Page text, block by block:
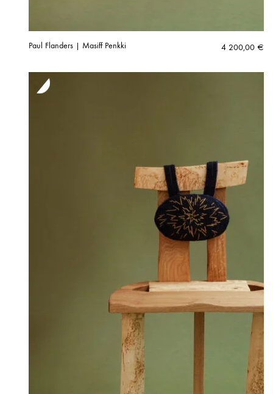
Paul Flanders | Masiff Penkki 4 200,00 €